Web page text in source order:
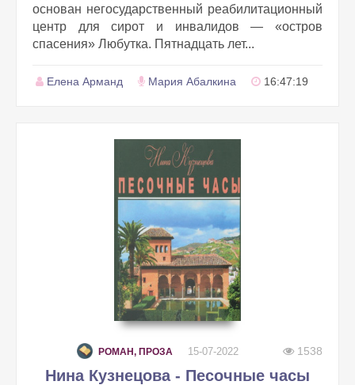
основан негосударственный реабилитационный
центр для сирот и инвалидов — «остров
спасения» Любутка. Пятнадцать лет...
Елена Арманд Мария Абалкина 16:47:19
РОМАН, ПРОЗА 15-07-2022 1538
Нина Кузнецова - Песочные часы